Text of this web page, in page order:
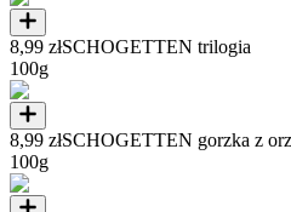
8,99 złSCHOGETTEN trilogia
100g
8,99 złSCHOGETTEN gorzka z
100g